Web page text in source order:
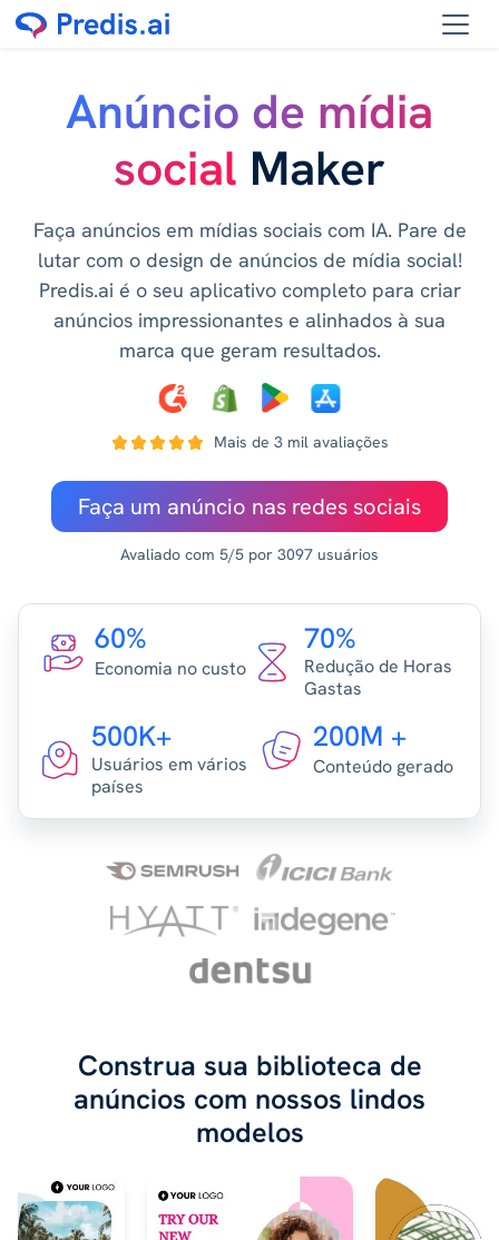
Anúncio de mídia
social Maker
Faça anúncios em mídias sociais com IA. Pare de
lutar com o design de anúncios de mídia social!
Predis.ai é o seu aplicativo completo para criar
anúncios impressionantes e alinhados à sua
marca que geram resultados.
Mais de 3 mil avaliações
Faça um anúncio nas redes sociais
Avaliado com 5/5 por 3097 usuários
60%
Economia no custo
70%
Redução de Horas
Gastas
500K+
Usuários em vários
países
200M +
Conteúdo gerado
Construa sua biblioteca de
anúncios com nossos lindos
modelos